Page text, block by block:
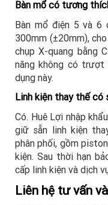
Bàn mổ có tương
Bàn mổ điện 5 và 6
300mm (±20mm),
chụp X-quang bằng
năng không có trượt
dụng này.
Linh kiện thay thế có
Có. Huê Lợi nhập
giữ sẵn linh kiện
phân phối, gồm
kiện. Sau thời hạn
cấp linh kiện và dịch
Liên hệ tư vấn